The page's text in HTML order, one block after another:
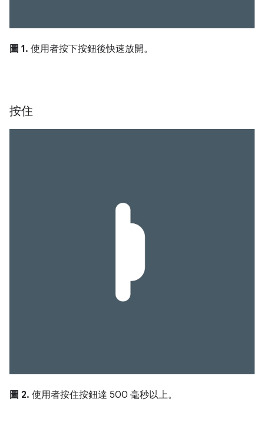
圖 1. 使用者按下按鈕後快速放開。
按住
圖 2. 使用者按住按鈕達 500 毫秒以上。